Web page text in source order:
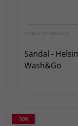
EMBLA OF SWEDEN
Sandal -
Wash&Go
-50%